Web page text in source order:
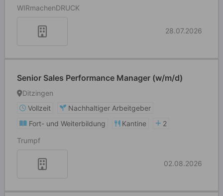
WIRmachenDRUCK
28.07.2026
Senior Sales Performance Manager (w/m/d)
Ditzingen
Vollzeit
Nachhaltiger Arbeitgeber
Fort- und Weiterbildung
Kantine
2
Trumpf
02.08.2026